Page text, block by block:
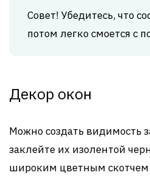
Совет! Убедитесь, что
потом легко смоется с
Декор окон
Можно создать видимость
заклейте их изолентой
широким цветным